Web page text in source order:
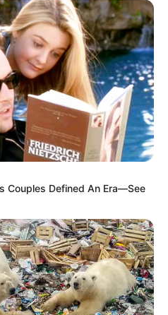
ഇത് കേന്ദ്രത്തിന്റെയോ
അദ്ദേഹം
ആണെന്നും
കടുത്ത
Couples Defined An Era—See